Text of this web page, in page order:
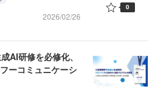
2026/02/26
0
AI研修を必修化、
ーコミュニケーシ